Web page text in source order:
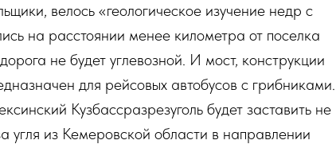
велось «геологическое изучение недр с
на расстоянии менее километра от поселка
не будет углевозной. И мост, конструкции
для рейсовых автобусов с грибниками.
Кузбассразрезуголь будет заставить не
из Кемеровской области в направлении